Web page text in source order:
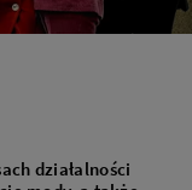
działalności